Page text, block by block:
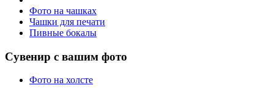
Фото на чашках
Чашки для печати
Пивные бокалы
Сувенир с вашим фото
Фото на холсте